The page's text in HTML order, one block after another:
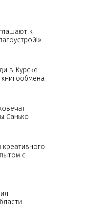
к
в Курске
книгообмена
Санько
креативного
с